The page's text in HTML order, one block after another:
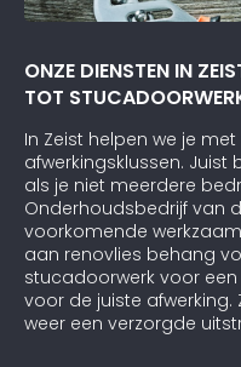
ONZE DIENSTEN IN
TOT
In Zeist helpen we je
afwerkingsklussen. Juist
als je niet meerdere
Onderhoudsbedrijf van
voorkomende
aan renovlies behang
stucadoorwerk voor
voor de juiste
weer een verzorgde